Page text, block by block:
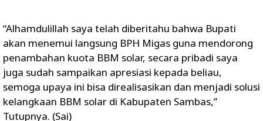
“Alhamdulillah saya telah diberitahu bahwa Bupati
akan menemui langsung BPH Migas guna mendorong
penambahan kuota BBM solar, secara pribadi saya
juga sudah sampaikan apresiasi kepada beliau,
semoga upaya ini bisa direalisasikan dan menjadi solusi
kelangkaan BBM solar di Kabupaten Sambas,”
Tutupnya. (Sai)